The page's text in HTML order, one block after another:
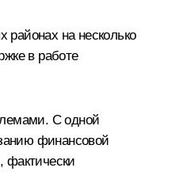
на несколько
в работе
С одной
финансовой
фактически